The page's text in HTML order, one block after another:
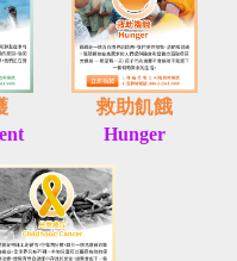
救助飢餓
Hunger